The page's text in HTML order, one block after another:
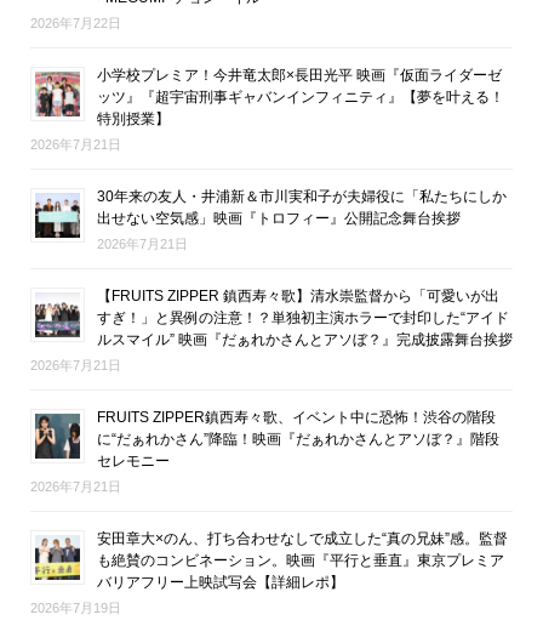
2026年7月22日
小学校プレミア！今井竜太郎×長田光平 映画『仮面ライダーゼ
ッツ』『超宇宙刑事ギャバンインフィニティ』【夢を叶える！
特別授業】
2026年7月21日
30年来の友人・井浦新＆市川実和子が夫婦役に「私たちにしか
出せない空気感」映画『トロフィー』公開記念舞台挨拶
2026年7月21日
【FRUITS ZIPPER 鎮西寿々歌】清水崇監督から「可愛いが出
すぎ！」と異例の注意！？単独初主演ホラーで封印した“アイド
ルスマイル” 映画『だぁれかさんとアソぼ？』完成披露舞台挨拶
2026年7月21日
FRUITS ZIPPER鎮西寿々歌、イベント中に恐怖！渋谷の階段
に“だぁれかさん”降臨！映画『だぁれかさんとアソぼ？』階段
セレモニー
2026年7月21日
安田章大×のん、打ち合わせなしで成立した“真の兄妹”感。監督
も絶賛のコンビネーション。映画『平行と垂直』東京プレミア
バリアフリー上映試写会【詳細レポ】
2026年7月19日